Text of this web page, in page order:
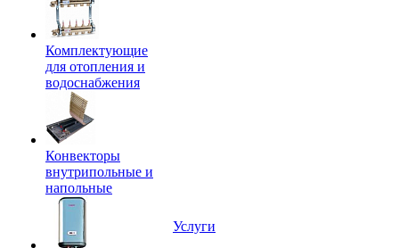
Комплектующие
для отопления и
водоснабжения
Конвекторы
внутрипольные и
напольные
Услуги